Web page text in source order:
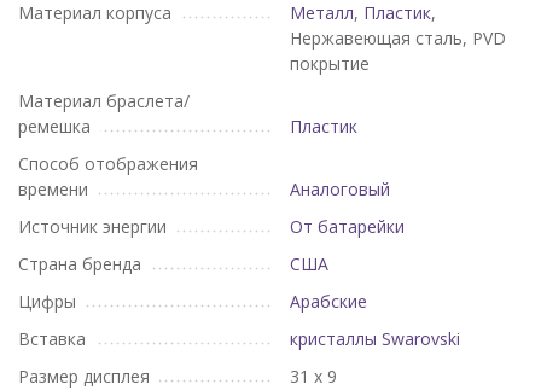
Материал корпуса
Металл, Пластик,
Нержавеющая сталь, PVD
покрытие
Материал браслета/
ремешка
Пластик
Способ отображения
времени
Аналоговый
Источник энергии
От батарейки
Страна бренда
США
Цифры
Арабские
Вставка
кристаллы Swarovski
Размер дисплея
31 х 9